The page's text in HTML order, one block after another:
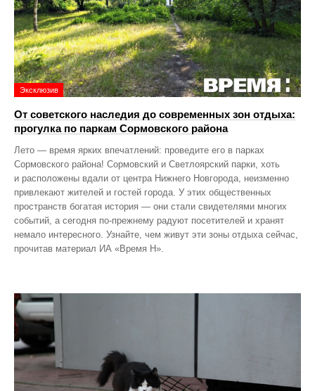
Эксклюзив
От советского наследия до современных зон отдыха:
прогулка по паркам Сормовского района
Лето — время ярких впечатлений: проведите его в парках
Сормовского района! Сормовский и Светлоярский парки, хоть
и расположены вдали от центра Нижнего Новгорода, неизменно
привлекают жителей и гостей города. У этих общественных
пространств богатая история — они стали свидетелями многих
событий, а сегодня по‑прежнему радуют посетителей и хранят
немало интересного. Узнайте, чем живут эти зоны отдыха сейчас,
прочитав материал ИА «Время Н».